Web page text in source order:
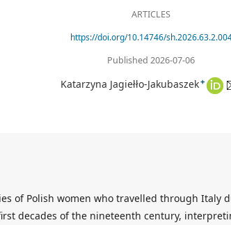
ARTICLES
https://doi.org/10.14746/
Published 2026-07-06
Katarzyna Jagiełło-Jakubaszek+
of Polish women who travelled through Italy
decades of the nineteenth century,